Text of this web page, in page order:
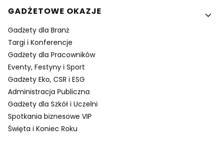
GADŻETOWE OKAZJE
Gadżety dla Branż
Targi i Konferencje
Gadżety dla Pracowników
Eventy, Festyny i Sport
Gadżety Eko, CSR i ESG
Administracja Publiczna
Gadżety dla Szkół i Uczelni
Spotkania biznesowe VIP
Święta i Koniec Roku